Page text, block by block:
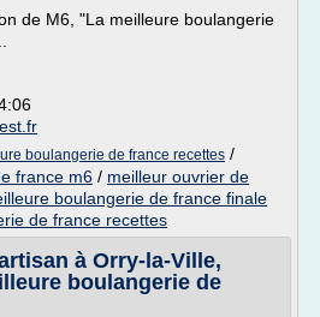
de M6, "La meilleure boulangerie
boulangerie de france recettes /
france m6 / meilleur ouvrier de
boulangerie de france finale
de france recettes
à Orry-la-Ville,
boulangerie de